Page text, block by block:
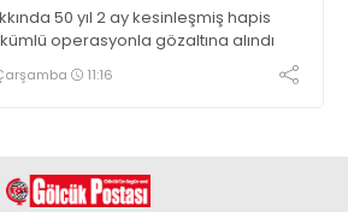
50 yıl 2 ay kesinleşmiş hapis
operasyonla gözaltına alındı
11:16